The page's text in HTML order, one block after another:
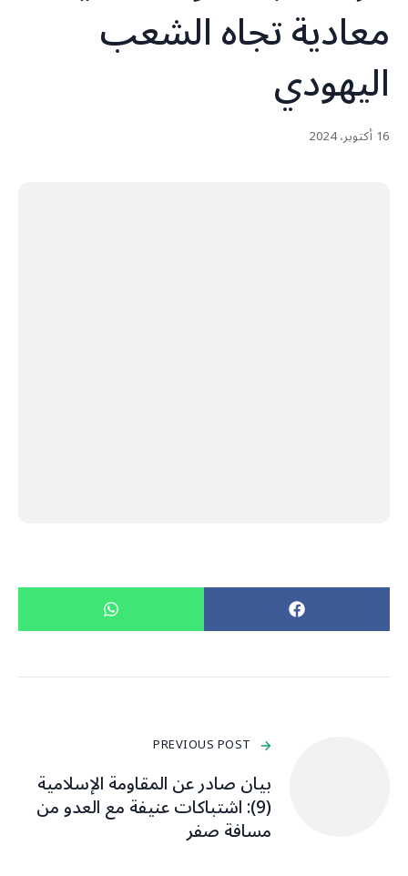
معادية تجاه الشعب
اليهودي
16 أكتوبر، 2024
PREVIOUS POST
بيان صادر عن المقاومة الإسلامية
(9): اشتباكات عنيفة مع العدو من
مسافة صفر